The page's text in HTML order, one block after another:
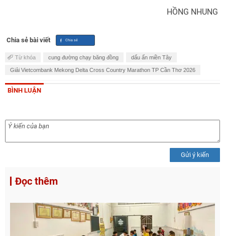
HỒNG NHUNG
Chia sẻ bài viết
Từ khóa cung đường chạy băng đồng dấu ấn miền Tây
Giải Vietcombank Mekong Delta Cross Country Marathon TP Cần Thơ 2026
BÌNH LUẬN
Gửi ý kiến
Đọc thêm